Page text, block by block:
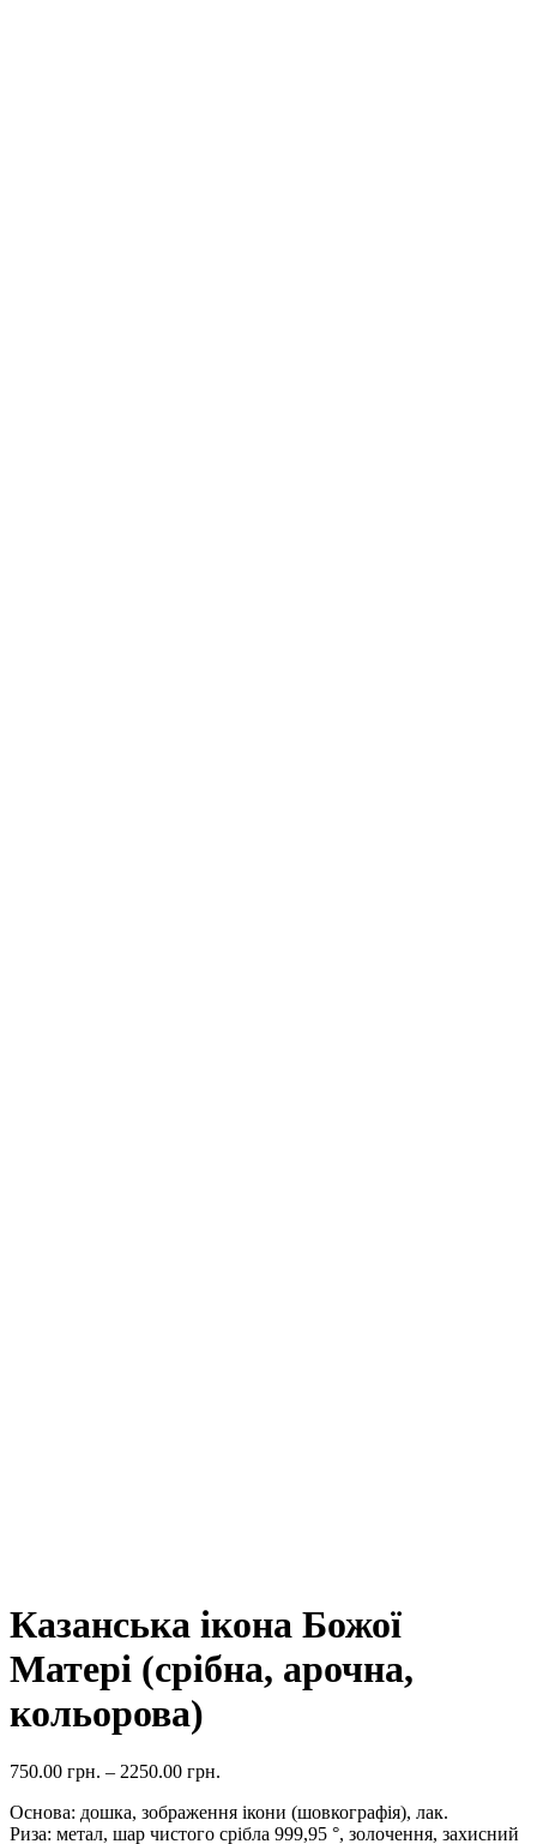
Казанська ікона Божої
Матері (срібна, арочна,
кольорова)
750.00 грн. – 2250.00 грн.
Основа: дошка, зображення ікони (шовкографія), лак.
Риза: метал, шар чистого срібла 999,95 °, золочення, захисний